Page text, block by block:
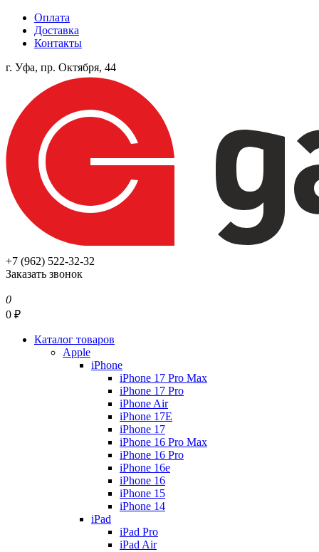
Оплата
Доставка
Контакты
г. Уфа, пр. Октября, 44
+7 (962) 522-32-32
Заказать звонок
0
0 ₽
Каталог товаров
Apple
iPhone
iPhone 17 Pro Max
iPhone 17 Pro
iPhone Air
iPhone 17E
iPhone 17
iPhone 16 Pro Max
iPhone 16 Pro
iPhone 16e
iPhone 16
iPhone 15
iPhone 14
iPad
iPad Pro
iPad Air